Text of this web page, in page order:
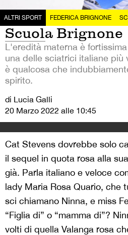
ALTRI SPORT FEDERICA BRIGNONE
Scuola Brignone
L'eredità materna è
una delle sciatrici italiane più
è qualcosa che
spirito.
di Lucia Galli
20 Marzo 2022 alle 10:45
Cat Stevens dovrebbe solo
il sequel in quota rosa alla
già. Parla italiano e veloce
lady Maria Rosa Quario, che
sci chiamano Ninna, e miss
“Figlia di” o “mamma di”?
volti di quella Valanga rosa